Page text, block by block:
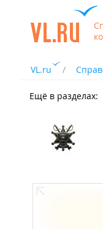
VL.ru
Ещё в разделах: